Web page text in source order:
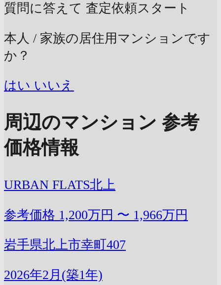
質問に答えて 査定依頼スタート
本人 / 家族の居住用マンションです
か？
はい いいえ
周辺のマンション 参考
価格情報
URBAN FLATS北上
参考価格 1,200万円 〜 1,966万円
岩手県北上市幸町407
2026年2月(築1年)